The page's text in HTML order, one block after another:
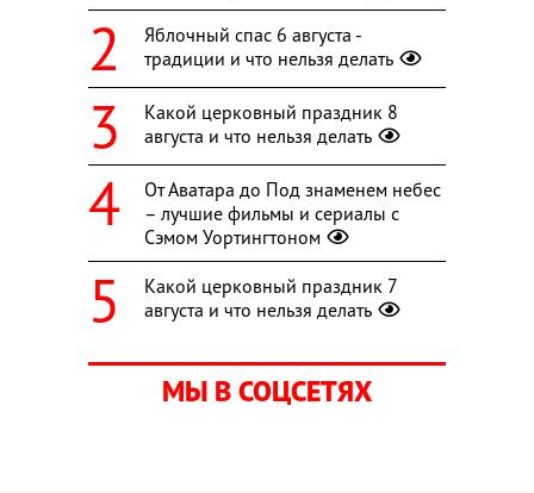
Яблочный спас 6 августа -
традиции и что нельзя делать
Какой церковный праздник 8
августа и что нельзя делать
От Аватара до Под знаменем небес
– лучшие фильмы и сериалы с
Сэмом Уортингтоном
Какой церковный праздник 7
августа и что нельзя делать
МЫ В СОЦСЕТЯХ